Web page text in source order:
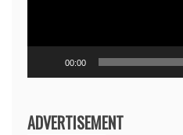
00:00
ADVERTISEMENT